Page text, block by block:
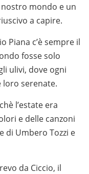
mondo e un
a capire.
Piana c’è sempre il
fosse solo
ulivi, dove ogni
loro serenate.
l’estate era
e delle canzoni
di Umbero Tozzi e
da Ciccio, il